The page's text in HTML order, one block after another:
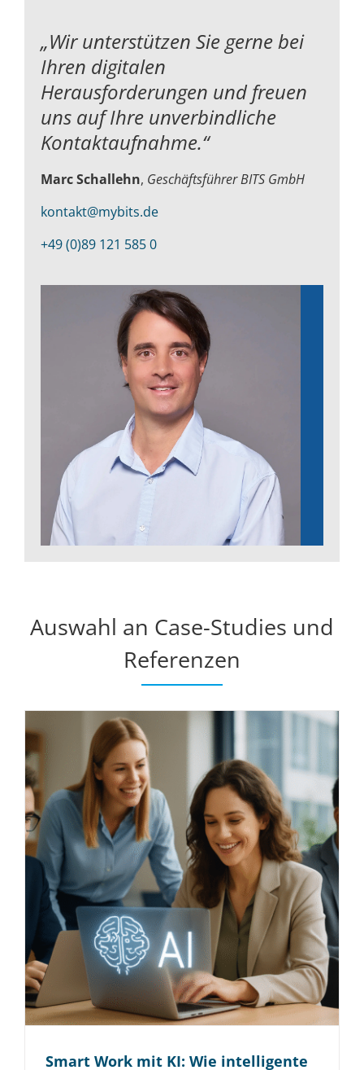
„Wir unterstützen Sie gerne bei
Ihren digitalen
Herausforderungen undfreuen
uns auf Ihre unverbindliche
Kontaktaufnahme.“
Marc Schallehn, Geschäftsführer BITS GmbH
kontakt@mybits.de
+49 (0)89 121 585 0
Auswahl an Case-Studies und
Referenzen
Smart Work mit KI: Wie intelligente